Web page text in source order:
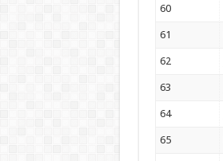
60
61
62
63
64
65